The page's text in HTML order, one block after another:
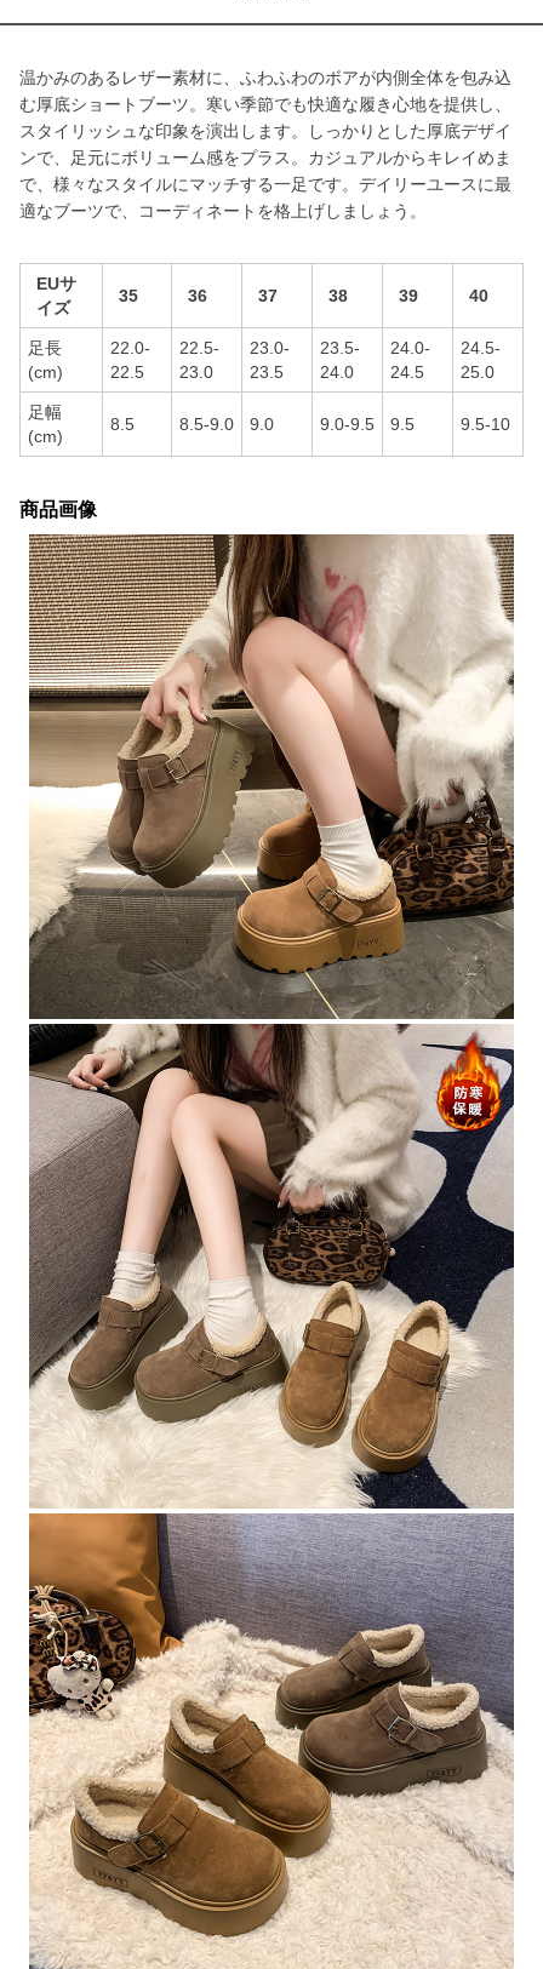
温かみのあるレザー素材に、ふわふわのボアが内側全体を包み込
む厚底ショートブーツ。寒い季節でも快適な履き心地を提供し、
スタイリッシュな印象を演出します。しっかりとした厚底デザイ
ンで、足元にボリューム感をプラス。カジュアルからキレイめま
で、様々なスタイルにマッチする一足です。デイリーユースに最
適なブーツで、コーディネートを格上げしましょう。
EUサ
イズ
35 36 37 38 39 40
足長
(cm)
22.0-
22.5
22.5-
23.0
23.0-
23.5
23.5-
24.0
24.0-
24.5
24.5-
25.0
足幅
(cm)
8.5 8.5-9.0 9.0 9.0-9.5 9.5 9.5-10
商品画像